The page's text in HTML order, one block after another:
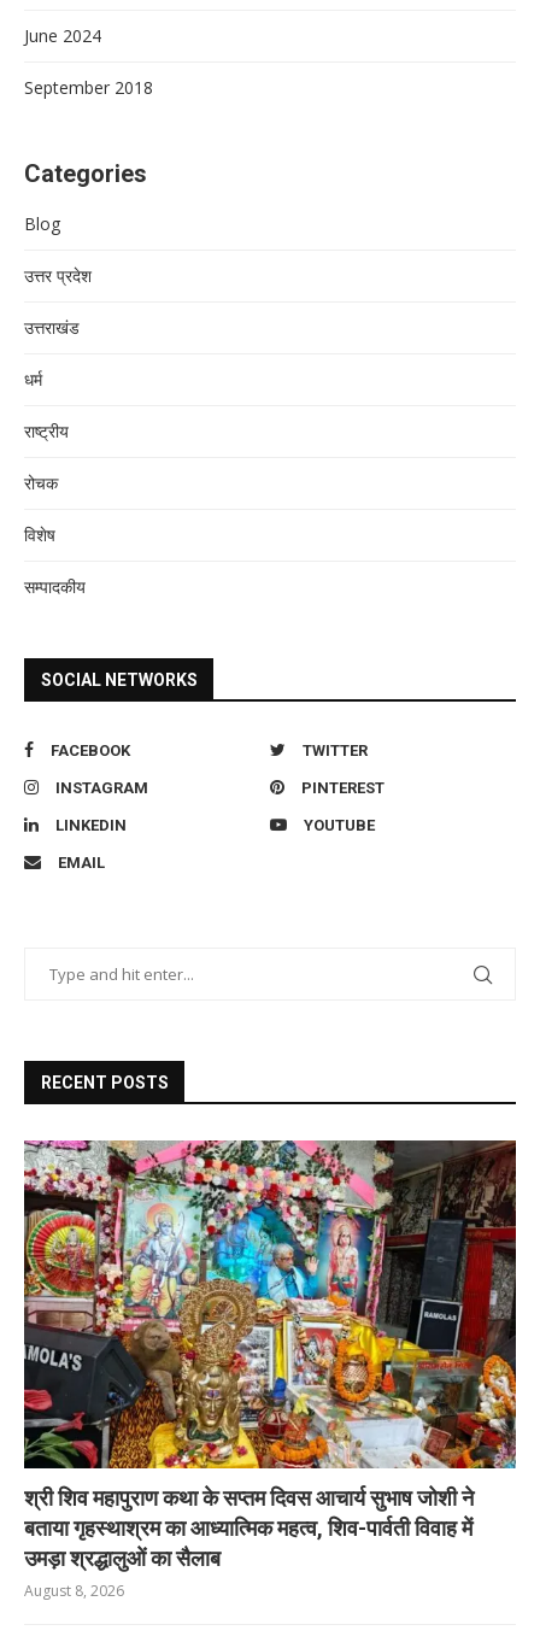
June 2024
September 2018
Categories
Blog
उत्तर प्रदेश
उत्तराखंड
धर्म
राष्ट्रीय
रोचक
विशेष
सम्पादकीय
SOCIAL NETWORKS
FACEBOOK TWITTER
INSTAGRAM PINTEREST
LINKEDIN YOUTUBE
EMAIL
RECENT POSTS
श्री शिव महापुराण कथा के सप्तम दिवस आचार्य सुभाष जोशी ने
बताया गृहस्थाश्रम का आध्यात्मिक महत्व, शिव-पार्वती विवाह में
उमड़ा श्रद्धालुओं का सैलाब
August 8, 2026